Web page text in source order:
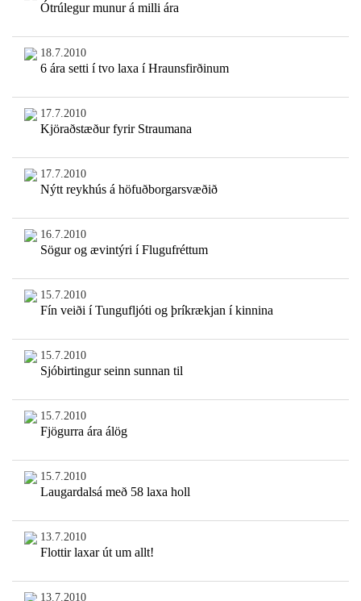
Ótrúlegur munur á milli ára
18.7.2010
6 ára setti í tvo laxa í Hraunsfirðinum
17.7.2010
Kjöraðstæður fyrir Straumana
17.7.2010
Nýtt reykhús á höfuðborgarsvæðið
16.7.2010
Sögur og ævintýri í Flugufréttum
15.7.2010
Fín veiði í Tungufljóti og þríkrækjan í kinnina
15.7.2010
Sjóbirtingur seinn sunnan til
15.7.2010
Fjögurra ára álög
15.7.2010
Laugardalsá með 58 laxa holl
13.7.2010
Flottir laxar út um allt!
13.7.2010